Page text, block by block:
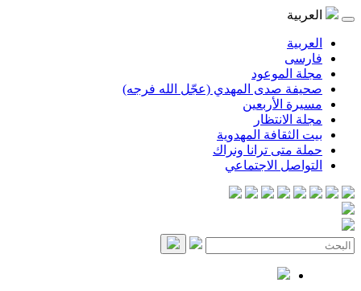
المهدي (عجّل الله فرجه)
المهدوية
ترانا ونراك
الاجتماعي